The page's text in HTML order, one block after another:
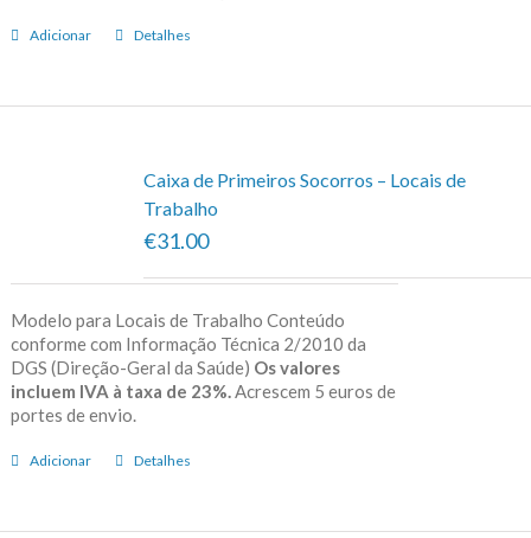
Adicionar Detalhes
Caixa de Primeiros Socorros – Locais de
Trabalho
€31.00
Modelo para Locais de Trabalho Conteúdo
conforme com Informação Técnica 2/2010 da
DGS (Direção-Geral da Saúde) Os valores
incluem IVA à taxa de 23%. Acrescem 5 euros de
portes de envio.
Adicionar Detalhes